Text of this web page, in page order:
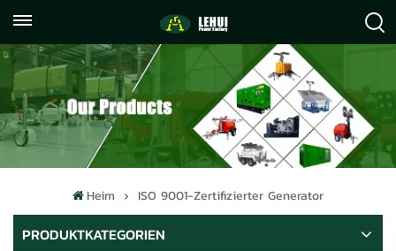
059122071372
info@lehuipowerfactory.com
Heim ISO 9001-Zertifizierter Generator
PRODUKTKATEGORIEN